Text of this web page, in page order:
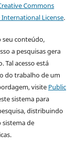
Commons
License.
seu conteúdo,
a pesquisas gera
Tal acesso está
do trabalho de um
visite Public
sistema para
distribuindo
sistema de